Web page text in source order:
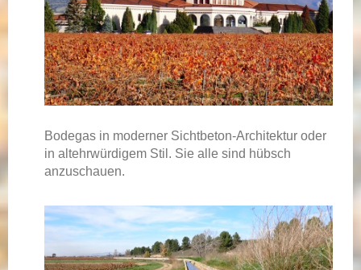
Bodegas in moderner Sichtbeton-Architektur oder
in altehrwürdigem Stil. Sie alle sind hübsch
anzuschauen.